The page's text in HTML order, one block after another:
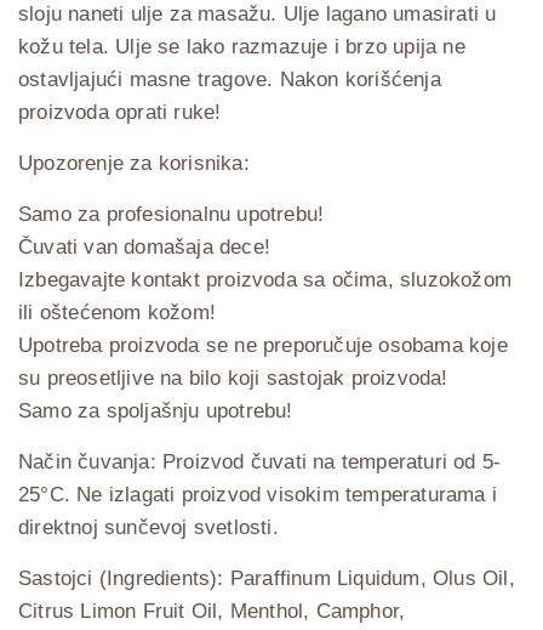
sloju naneti ulje za masažu. Ulje lagano umasirati u
kožu tela. Ulje se lako razmazuje i brzo upija ne
ostavljajući masne tragove. Nakon korišćenja
proizvoda oprati ruke!
Upozorenje za korisnika:
Samo za profesionalnu upotrebu!
Čuvati van domašaja dece!
Izbegavajte kontakt proizvoda sa očima, sluzokožom
ili oštećenom kožom!
Upotreba proizvoda se ne preporučuje osobama koje
su preosetljive na bilo koji sastojak proizvoda!
Samo za spoljašnju upotrebu!
Način čuvanja: Proizvod čuvati na temperaturi od 5-
25°C. Ne izlagati proizvod visokim temperaturama i
direktnoj sunčevoj svetlosti.
Sastojci (Ingredients): Paraffinum Liquidum, Olus Oil,
Citrus Limon Fruit Oil, Menthol, Camphor,